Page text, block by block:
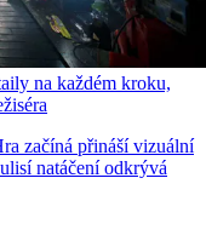
na každém kroku,
začíná přináší vizuální
natáčení odkrývá